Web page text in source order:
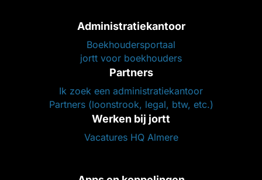
Administratiekantoor
Boekhoudersportaal
jortt voor boekhouders
Partners
Ik zoek een administratiekantoor
Partners (loonstrook, legal, btw, etc.)
Werken bij jortt
Vacatures HQ Almere